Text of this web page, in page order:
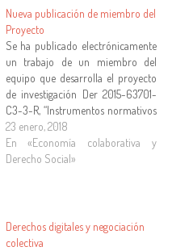
Nueva publicación de miembro del
Proyecto
Se ha publicado electrónicamente
un trabajo de un miembro del
equipo que desarrolla el proyecto
de investigación Der 2015-63701-
C3-3-R, “Instrumentos normativos
sociales ante el nuevo contexto
tecnológico”, que gestiona este
portal. Se trata del estudio "El
23 enero, 2018
En «Economía colaborativa y
Derecho Social»
Derechos digitales y negociación
colectiva